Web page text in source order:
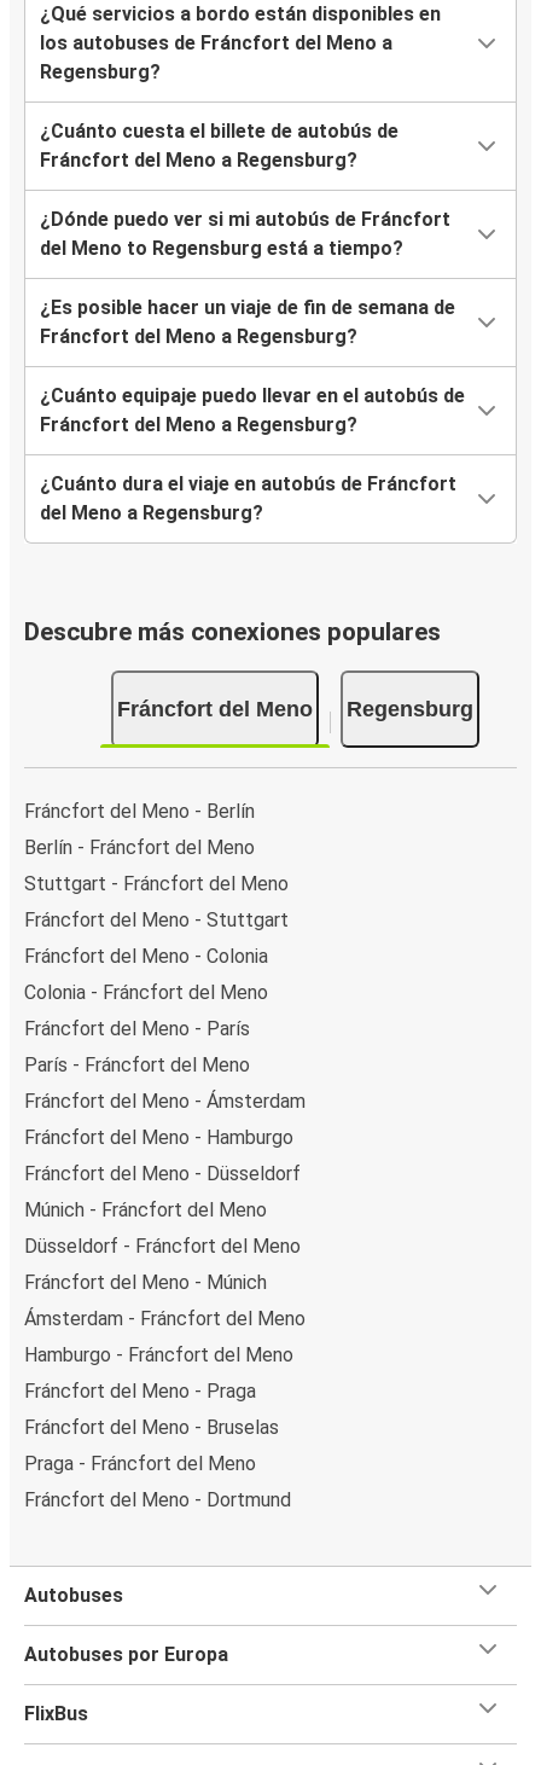
¿Qué servicios a bordo están disponibles en
los autobuses de Fráncfort del Meno a
Regensburg?
¿Cuánto cuesta el billete de autobús de
Fráncfort del Meno a Regensburg?
¿Dónde puedo ver si mi autobús de Fráncfort
del Meno to Regensburg está a tiempo?
¿Es posible hacer un viaje de fin de semana de
Fráncfort del Meno a Regensburg?
¿Cuánto equipaje puedo llevar en el autobús de
Fráncfort del Meno a Regensburg?
¿Cuánto dura el viaje en autobús de Fráncfort
del Meno a Regensburg?
Descubre más conexiones populares
Fráncfort del Meno Regensburg
Fráncfort del Meno - Berlín
Berlín - Fráncfort del Meno
Stuttgart - Fráncfort del Meno
Fráncfort del Meno - Stuttgart
Fráncfort del Meno - Colonia
Colonia - Fráncfort del Meno
Fráncfort del Meno - París
París - Fráncfort del Meno
Fráncfort del Meno - Ámsterdam
Fráncfort del Meno - Hamburgo
Fráncfort del Meno - Düsseldorf
Múnich - Fráncfort del Meno
Düsseldorf - Fráncfort del Meno
Fráncfort del Meno - Múnich
Ámsterdam - Fráncfort del Meno
Hamburgo - Fráncfort del Meno
Fráncfort del Meno - Praga
Fráncfort del Meno - Bruselas
Praga - Fráncfort del Meno
Fráncfort del Meno - Dortmund
Autobuses
Autobuses por Europa
FlixBus